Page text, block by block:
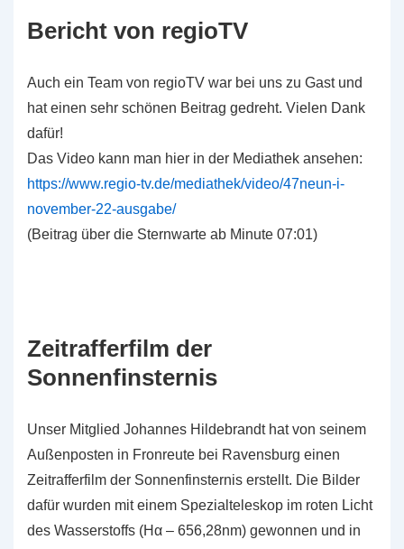
Bericht von regioTV
Auch ein Team von regioTV war bei uns zu Gast und
hat einen sehr schönen Beitrag gedreht. Vielen Dank
dafür!
Das Video kann man hier in der Mediathek ansehen:
https://www.regio-tv.de/mediathek/video/47neun-i-
november-22-ausgabe/
(Beitrag über die Sternwarte ab Minute 07:01)
Zeitrafferfilm der
Sonnenfinsternis
Unser Mitglied Johannes Hildebrandt hat von seinem
Außenposten in Fronreute bei Ravensburg einen
Zeitrafferfilm der Sonnenfinsternis erstellt. Die Bilder
dafür wurden mit einem Spezialteleskop im roten Licht
des Wasserstoffs (Hα – 656,28nm) gewonnen und in